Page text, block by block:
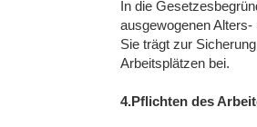
In die
ausgewogenen
Sie trägt zur
Arbeitsplätzen bei.
4.Pflichten des